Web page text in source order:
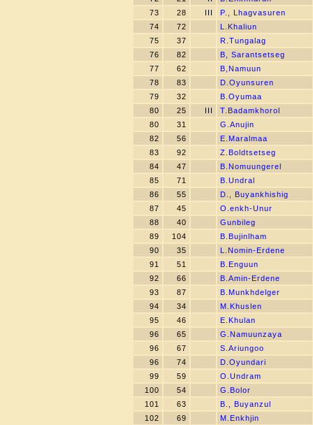
73
28 III
P., Lhagvasuren
74
72
L.Khaliun
75
37
R.Tungalag
76
82
B, Sarantsetseg
77
62
B,Namuun
78
83
D.Oyunsuren
79
32
B.Oyumaa
80
25 III
T.Badamkhorol
80
31
G.Anujin
82
56
E.Maralmaa
83
92
Z.Boldtsetseg
84
47
B.Nomuungerel
85
71
B.Undral
86
55
D., Buyankhishig
87
45
O.enkh-Unur
88
40
Gunbileg
89
104
B.Bujinlham
90
35
L.Nomin-Erdene
91
51
B.Enguun
92
66
B.Amin-Erdene
93
87
B.Munkhdelger
94
34
M.Khuslen
95
46
E.Khulan
96
65
G.Namuunzaya
96
67
S.Ariungoo
96
74
D.Oyundari
99
59
O.Undram
100
54
G.Bolor
101
63
B., Buyanzul
102
69 M.Enkhjin